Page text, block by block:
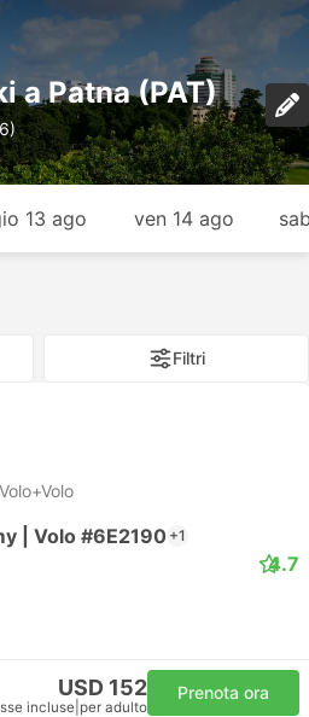
a Patna (PAT)
13 ago ven 14 ago
Filtri
| Volo #6E2190+1
4.7
USD 152
incluse per adulto
Prenota ora